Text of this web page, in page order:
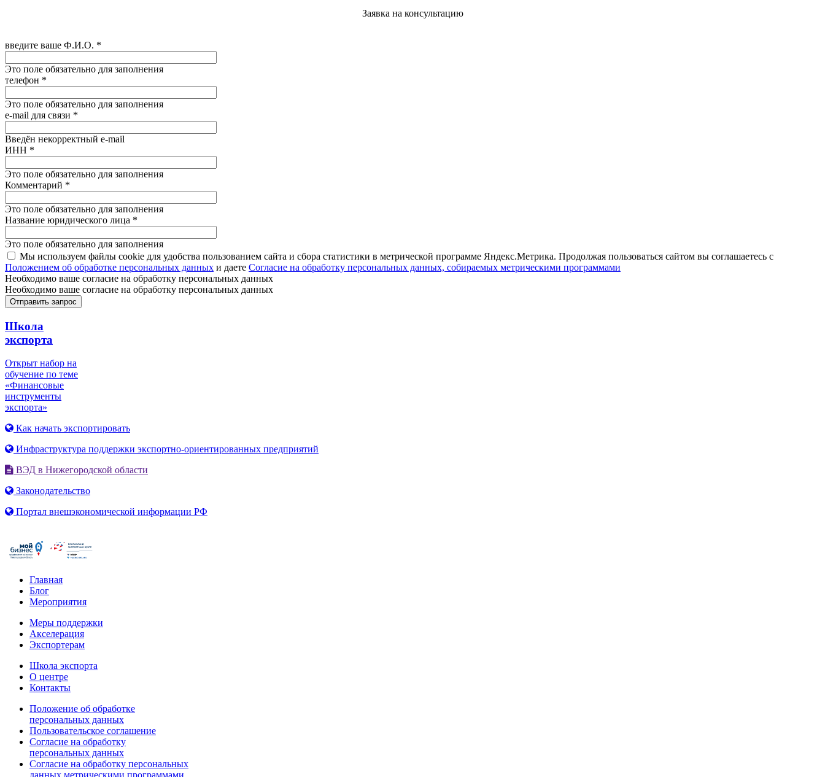
Заявка на консультацию
введите ваше Ф.И.О. *
Это поле обязательно для заполнения
телефон *
Это поле обязательно для заполнения
e-mail для связи *
Введён некорректный e-mail
ИНН *
Это поле обязательно для заполнения
Комментарий *
Это поле обязательно для заполнения
Название юридического лица *
Это поле обязательно для заполнения
Мы используем файлы cookie для удобства пользованием сайта и сбора статистики в метрической программе Яндекс.Метрика. Продолжая пользоваться сайтом вы соглашаетесь с
Положением об обработке персональных данных и даете Согласие на обработку персональных данных, собираемых метрическими программами
Необходимо ваше согласие на обработку персональных данных
Необходимо ваше согласие на обработку персональных данных
Школа
экспорта
Открыт набор на
обучение по теме
«Финансовые
инструменты
экспорта»
Как начать экспортировать
Инфраструктура поддержки экспортно-ориентированных предприятий
ВЭД в Нижегородской области
Законодательство
Портал внешэкономической информации РФ
Главная
Блог
Мероприятия
Меры поддержки
Акселерация
Экспортерам
Школа экспорта
О центре
Контакты
Положение об обработке
персональных данных
Пользовательское соглашение
Согласие на обработку
персональных данных
Согласие на обработку персональных